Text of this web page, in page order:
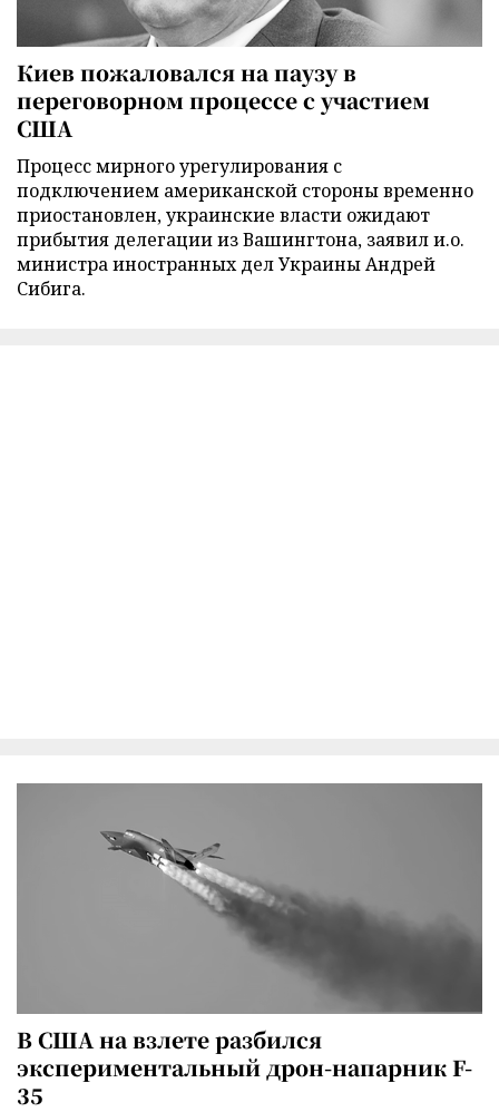
Киев пожаловался на паузу в
переговорном процессе с участием
США
Процесс мирного урегулирования с
подключением американской стороны временно
приостановлен, украинские власти ожидают
прибытия делегации из Вашингтона, заявил и.о.
министра иностранных дел Украины Андрей
Сибига.
В США на взлете разбился
экспериментальный дрон-напарник F-
35